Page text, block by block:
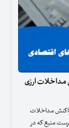
مداخلات ارزی
مداخلات
ایران" مقاله ای است در 30 صفحه و با 39 فهرست منبع که در